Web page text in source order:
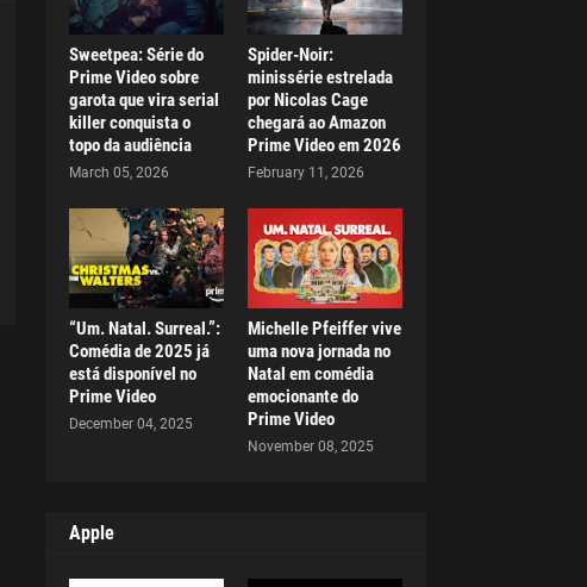
Sweetpea: Série do
Prime Video sobre
garota que vira serial
killer conquista o
topo da audiência
March 05, 2026
Spider-Noir:
minissérie estrelada
por Nicolas Cage
chegará ao Amazon
Prime Video em 2026
February 11, 2026
“Um. Natal. Surreal.”:
Comédia de 2025 já
está disponível no
Prime Video
December 04, 2025
Michelle Pfeiffer vive
uma nova jornada no
Natal em comédia
emocionante do
Prime Video
November 08, 2025
Apple